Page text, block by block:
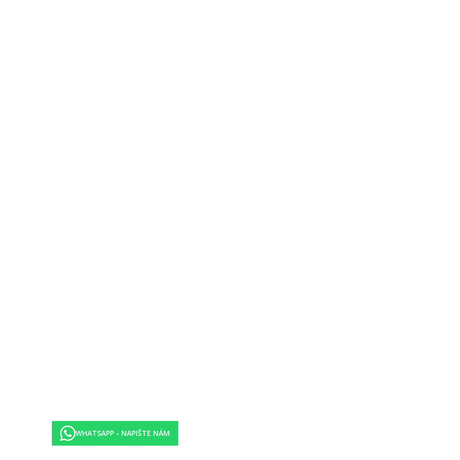
(z toho jeden u bazénu), Wi-Fi (zdarma), fitness, bazén na střeše hotelu (teplotně regulovaný, lehátka a slunečníky zdarma), konferenční
sat., telefon, Wi-Fi (zdarma), minibar (za poplatek), set na přípravu kávy a čaje, trezor (zdarma), 20 m2, jedna postel typu King nebo dvě
s rodiči.
za poplatek. Hotelový shuttle bus zdarma.
(ze strany hotelu může kdykoliv dojít ke změně).
at-the-mall/
WHATSAPP - NAPIŠTE NÁM